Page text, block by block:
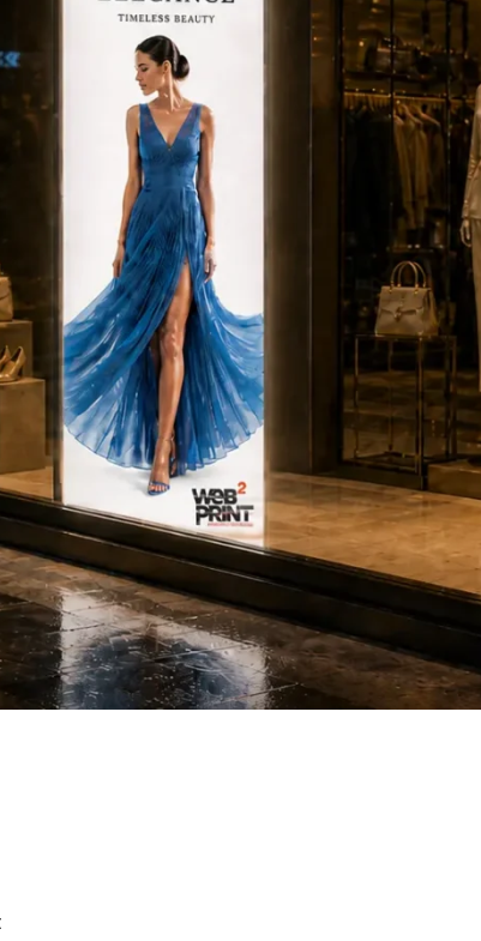
λύση προβολής που
ρόλο. Είτε πρόκειται για βιτρίνα
διαφημιστικό σταντ μπορεί να τραβήξει
τρόπο.
προβολής, σχεδιασμένη για όσους θέλουν
μεγάλο κόστος.
ότιδιπλώνει και μεταφέρεται εύκολα. Σε
χρόνο στη συναρμολόγηση, το Fold & Go
που μπορεί να χρησιμοποιηθεί ξανά και ξανά,